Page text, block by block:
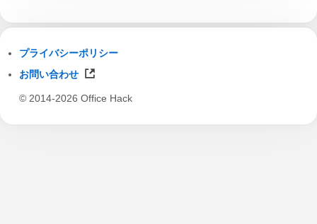
プライバシーポリシー
お問い合わせ
© 2014-2026 Office Hack